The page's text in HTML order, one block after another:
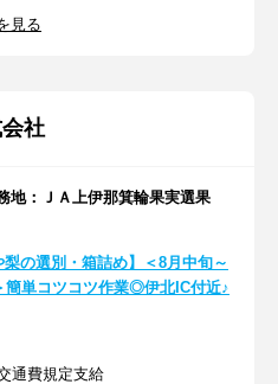
見る
社
地：ＪＡ上伊那箕輪果実選果
梨の選別・箱詰め】＜8月中旬～
簡単コツコツ作業◎伊北IC付近♪
通費規定支給